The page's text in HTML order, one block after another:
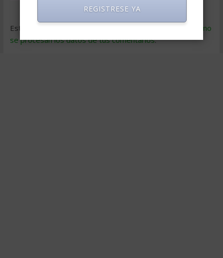
Este sitio usa Akismet para reducir el spam.
Aprende cómo
se procesan los datos de tus comentarios.
REGISTRESE YA